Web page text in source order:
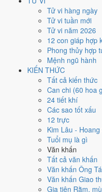
Tử vi hàng ngày
Tử vi tuần mới
Tử vi năm 2026
12 con giáp hợp
Phong thủy hợp
Mệnh ngũ hành
KIẾN THỨC
Tất cả kiến thức
Can chi (60 hoa
24 tiết khí
Các sao tốt xấu
12 trực
Kim Lâu - Hoang
Tuổi mụ là gì
Văn khấn
Tất cả văn khấn
Văn khấn Ông
Văn khấn Giao
Gia tiên Rằm,
Ngày Kỷ Dậu có TrựcMãn
thừa) và gặp Sao Câu Trận hắc
nên đây là Ngày Hung,
khó đảo ngược.
Sửu, Tỵ, Thìnhợp ngày;
Ngày 3/8/2026 chỉ đạt4.7/10
để thay thế, xem mục
Ngày 3/8/
việc gì?
Ngày 3/8/2026 đạt4.7/10 trung
kho - xuất hàng (8/10), thấp
Trực Mãn (ngày đầy đủ, viên
Sao Câu Trận hắc đạo nên
Cưới hỏi - đính hôn